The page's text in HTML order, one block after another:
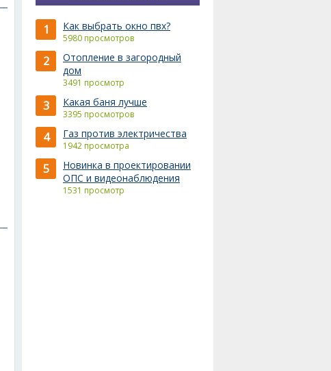
1 Как выбрать окно пвх?
5980 просмотров
2
Отопление в загородный
дом
3491 просмотр
3 Какая баня лучше
3395 просмотров
4 Газ против электричества
1942 просмотра
5
Новинка в проектировании
ОПС и видеонаблюдения
1531 просмотр